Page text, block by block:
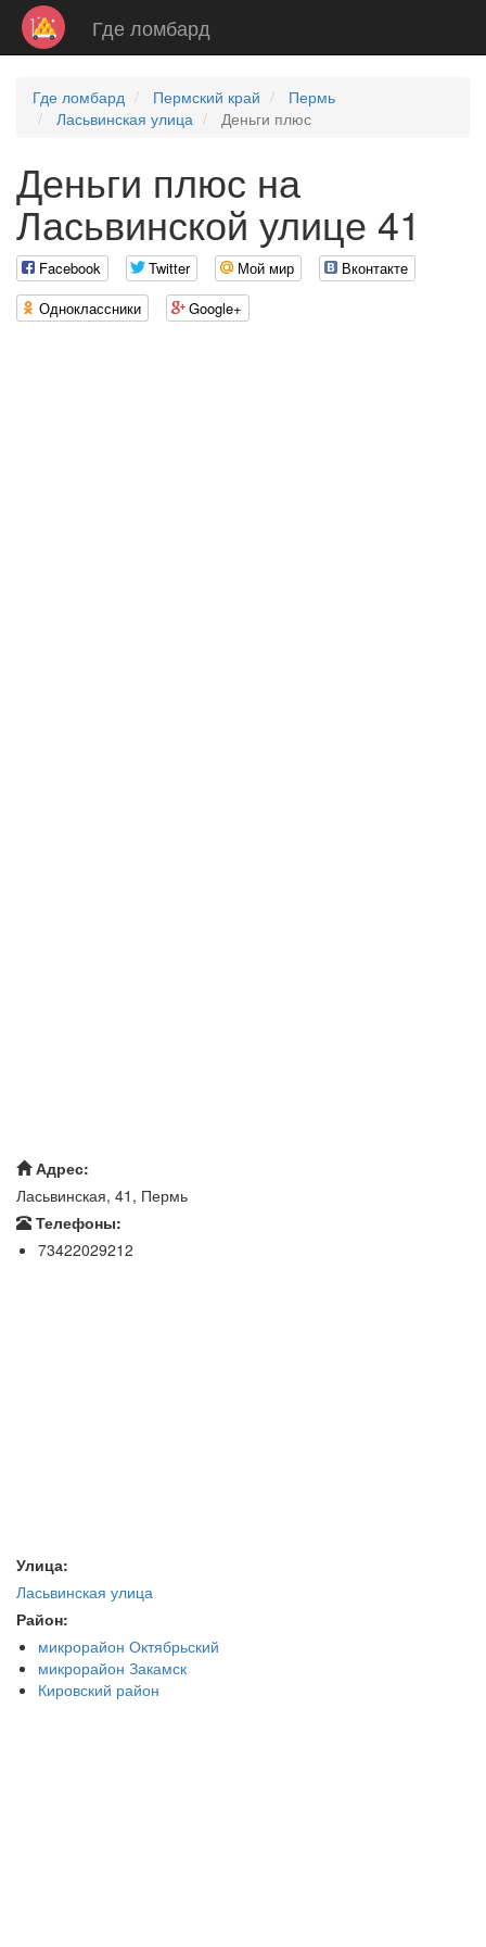
Где ломбард
Где ломбард Пермский край
Пермь
Ласьвинская улица
Деньги плюс
Деньги плюс на
Ласьвинской улице 41
Facebook Twitter Мой мир
Вконтакте
Одноклассники
Google+
Адрес:
Ласьвинская, 41, Пермь
Телефоны:
73422029212
Улица:
Ласьвинская улица
Район:
микрорайон Октябрьский
микрорайон Закамск
Кировский район